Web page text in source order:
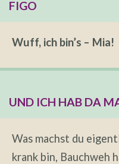
FIGO
Wuff, ich bin’s – Mia!
UND ICH HAB DA
Was machst du
krank bin, Bauchweh